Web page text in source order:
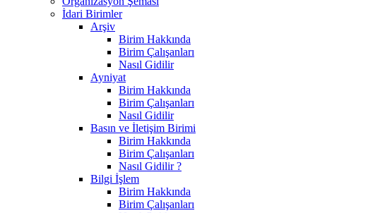
İdari Birimler
Arşiv
Birim Hakkında
Birim Çalışanları
Nasıl Gidilir
Ayniyat
Birim Hakkında
Birim Çalışanları
Nasıl Gidilir
Basın ve İletişim Birimi
Birim Hakkında
Birim Çalışanları
Nasıl Gidilir ?
Bilgi İşlem
Birim Hakkında
Birim Çalışanları